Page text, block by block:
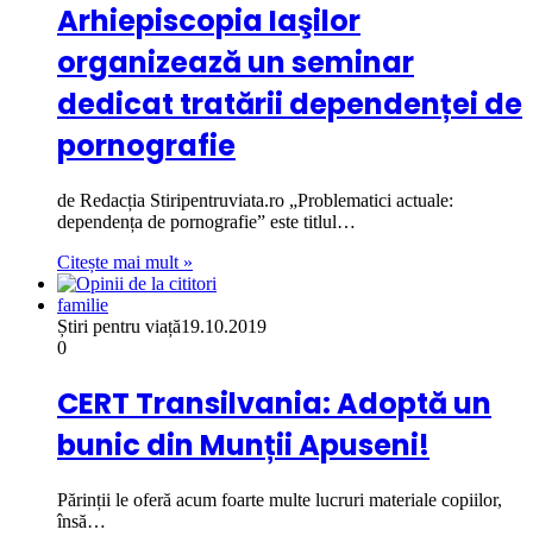
Arhiepiscopia Iaşilor
organizează un seminar
dedicat tratării dependenței de
pornografie
de Redacția Stiripentruviata.ro „Problematici actuale:
dependența de pornografie” este titlul…
Citește mai mult »
familie
Știri pentru viață19.10.2019
0
CERT Transilvania: Adoptă un
bunic din Munții Apuseni!
Părinții le oferă acum foarte multe lucruri materiale copiilor,
însă…